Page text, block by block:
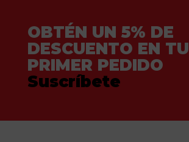
OBTÉN UN 5% DE
DESCUENTO EN TU
PRIMER PEDIDO
Suscríbete